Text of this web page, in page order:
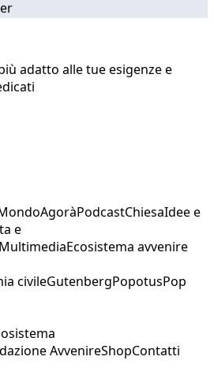
adatto alle tue esigenze e
AgoràPodcastChiesaIdee e
e
MultimediaEcosistema avvenire
civileGutenbergPopotusPop
AvvenireShopContatti